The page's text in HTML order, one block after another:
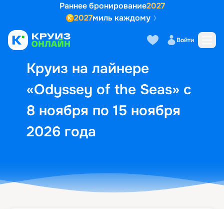
Раннее бронирование2027
2027миль каждому
Войти
Круиз на лайнере
«Odyssey of the Seas» с
8 ноября по 15 ноября
2026 года
Выбор кают Маршрут и